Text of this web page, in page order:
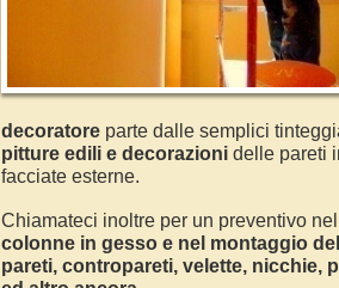
decoratore parte dalle semplici
pitture edili e decorazioni delle pareti
facciate esterne.
Chiamateci inoltre per un preventivo
colonne in gesso e nel montaggio
pareti, contropareti, velette, nicchie,